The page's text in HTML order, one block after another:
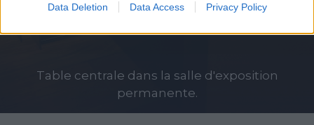
Data Deletion Data Access Privacy Policy
d'exposition
Une visite de groupe avec